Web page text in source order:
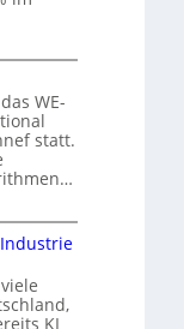
WE-
statt.
KI